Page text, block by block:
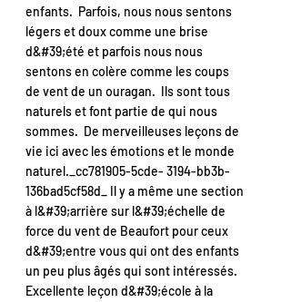
enfants. Parfois, nous nous sentons
légers et doux comme une brise
d&#39;été et parfois nous nous
sentons en colère comme les coups
de vent de un ouragan. Ils sont tous
naturels et font partie de qui nous
sommes. De merveilleuses leçons de
vie ici avec les émotions et le monde
naturel._cc781905-5cde- 3194-bb3b-
136bad5cf58d_ Il y a même une section
à l&#39;arrière sur l&#39;échelle de
force du vent de Beaufort pour ceux
d&#39;entre vous qui ont des enfants
un peu plus âgés qui sont intéressés.
Excellente leçon d&#39;école à la